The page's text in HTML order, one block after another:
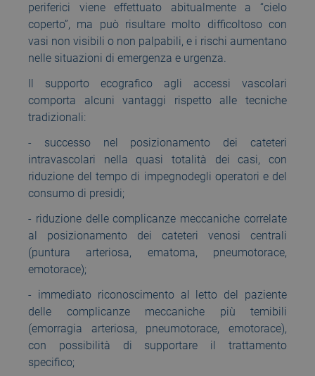
periferici viene effettuato abitualmente a “cielo
coperto”, ma può risultare molto difficoltoso con
vasi non visibili o non palpabili, e i rischi aumentano
nelle situazioni di emergenza e urgenza.
Il supporto ecografico agli accessi vascolari
comporta alcuni vantaggi rispetto alle tecniche
tradizionali:
- successo nel posizionamento dei cateteri
intravascolari nella quasi totalità dei casi, con
riduzione del tempo di impegnodegli operatori e del
consumo di presidi;
- riduzione delle complicanze meccaniche correlate
al posizionamento dei cateteri venosi centrali
(puntura arteriosa, ematoma, pneumotorace,
emotorace);
- immediato riconoscimento al letto del paziente
delle complicanze meccaniche più temibili
(emorragia arteriosa, pneumotorace, emotorace),
con possibilità di supportare il trattamento
specifico;